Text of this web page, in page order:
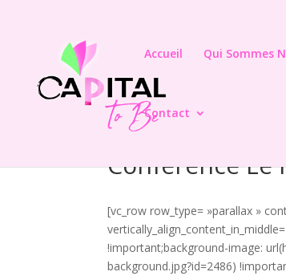
Accueil Qui Sommes
Contact
Conférence
[vc_row row_type= »parallax »
!important;background-image:
background.jpg?id=2486)